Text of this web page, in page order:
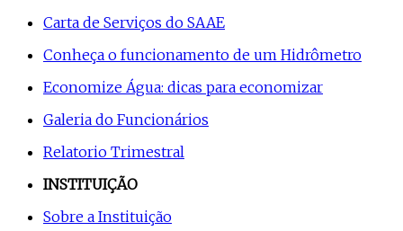
Carta de Serviços do SAAE
Conheça o funcionamento de um Hidrômetro
Economize Água: dicas para economizar
Galeria do Funcionários
Relatorio Trimestral
INSTITUIÇÃO
Sobre a Instituição